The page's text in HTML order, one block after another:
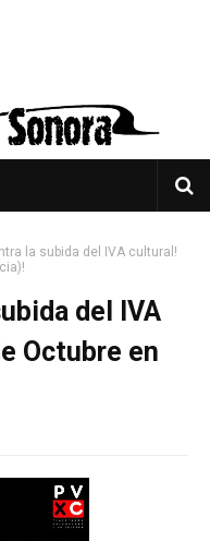
la subida del IVA cultural!
del IVA
Octubre en